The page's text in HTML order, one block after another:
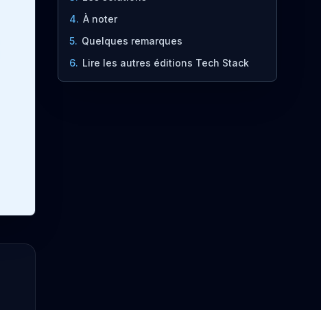
4. À noter
5. Quelques remarques
6. Lire les autres éditions Tech Stack